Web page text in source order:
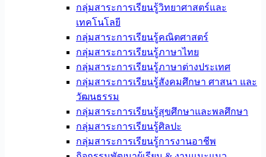
กลุ่มสาระการเรียนรู้วิทยาศาสตร์และ
เทคโนโลยี
กลุ่มสาระการเรียนรู้คณิตศาสตร์
กลุ่มสาระการเรียนรู้ภาษาไทย
กลุ่มสาระการเรียนรู้ภาษาต่างประเทศ
กลุ่มสาระการเรียนรู้สังคมศึกษา ศาสนา และ
วัฒนธรรม
กลุ่มสาระการเรียนรู้สุขศึกษาและพลศึกษา
กลุ่มสาระการเรียนรู้ศิลปะ
กลุ่มสาระการเรียนรู้การงานอาชีพ